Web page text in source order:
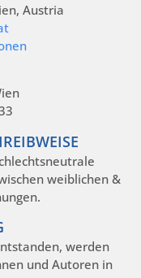
Austria
weiblichen &
werden
und Autoren in